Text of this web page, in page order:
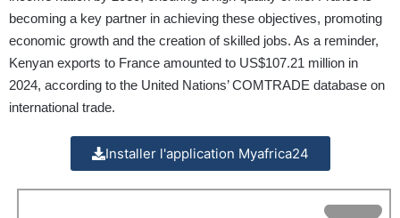
becoming a key partner in achieving these objectives, promoting
economic growth and the creation of skilled jobs. As a reminder,
Kenyan exports to France amounted to US$107.21 million in
2024, according to the United Nations’ COMTRADE database on
international trade.
Installer l'application Myafrica24